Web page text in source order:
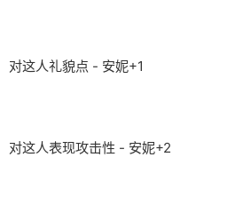
对这人礼貌点 - 安妮+1
对这人表现攻击性 - 安妮+2